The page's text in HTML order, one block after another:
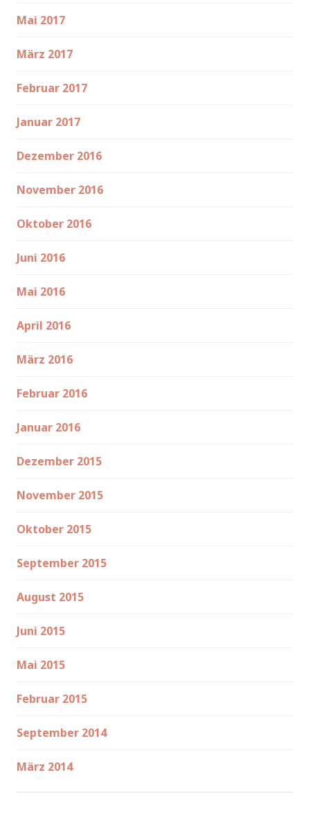
Mai 2017
März 2017
Februar 2017
Januar 2017
Dezember 2016
November 2016
Oktober 2016
Juni 2016
Mai 2016
April 2016
März 2016
Februar 2016
Januar 2016
Dezember 2015
November 2015
Oktober 2015
September 2015
August 2015
Juni 2015
Mai 2015
Februar 2015
September 2014
März 2014